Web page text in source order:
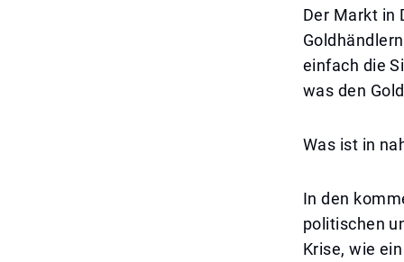
Der Markt in
einfach die
was den
Was ist in
In den
politischen
Krise, wie